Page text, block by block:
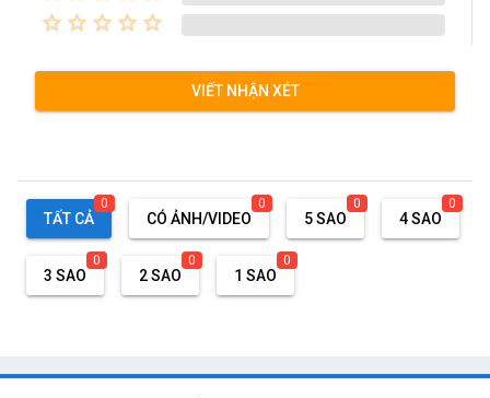
star_border star_border star_border star_border star_border
VIẾT NHẬN XÉT
TẤT CẢ
0
CÓ ẢNH/VIDEO
0
5 SAO
0
4 SAO
0
3 SAO
0
2 SAO
0
1 SAO
0